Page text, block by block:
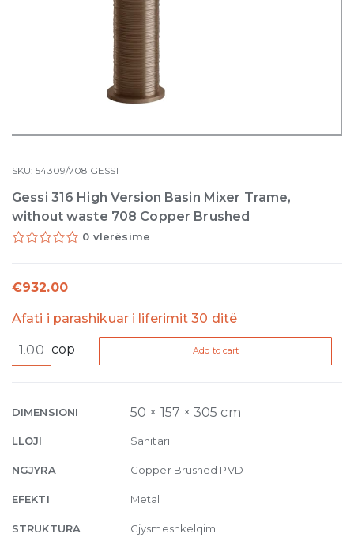
SKU:54309/708 GESSI
Gessi 316 High Version Basin Mixer Trame,
without waste 708 Copper Brushed
0 vlerësime
€932.00
Afati i parashikuar i liferimit 30 ditë
316
Basin
Trame,
without
708
Copper
cop Add to cart
DIMENSIONI 50 × 157 × 305 cm
LLOJI Sanitari
NGJYRA Copper Brushed PVD
EFEKTI Metal
STRUKTURA Gjysmeshkelqim